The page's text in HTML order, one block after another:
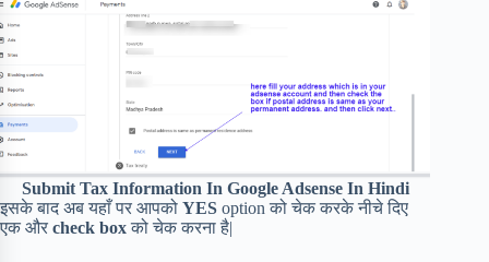
Submit Tax Information In Google Adsense In Hindi
इसके बाद अब यहाँ पर आपको YES option को चेक करके नीचे दिए
एक और check boxको चेक करना है|